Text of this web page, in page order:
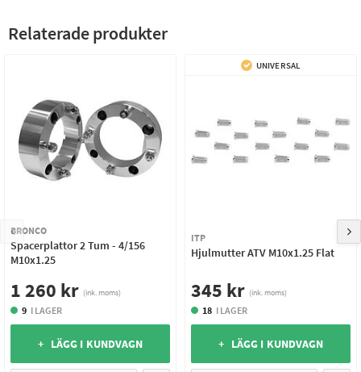
Relaterade produkter
BRONCO
Spacerplattor 2 Tum - 4/156
M10x1.25
1 260 kr (ink. moms)
9 I LAGER
+ LÄGG I KUNDVAGN
UNIVERSAL
ITP
Hjulmutter ATV M10x1.25 Flat
345 kr (ink. moms)
18 I LAGER
+ LÄGG I KUNDVAGN